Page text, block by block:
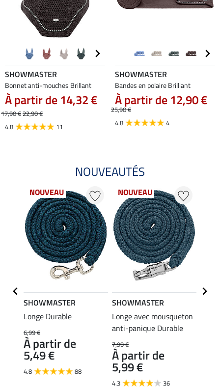
SHOWMASTER
Bonnet anti-mouches Brillant
À partir de 14,32 €
17,90 €22,90 €
4.8
11
SHOWMASTER
Bandes en polaire Brilliant
À partir de 12,90 €
25,90 €
4.8
4
NOUVEAUTÉS
NOUVEAU
SHOWMASTER
Longe Durable
6,99 €
À partir de
5,49 €
4.8 88
NOUVEAU
SHOWMASTER
Longe avec mousqueton
anti-panique Durable
7,99 €
À partir de
5,99 €
4.3 36